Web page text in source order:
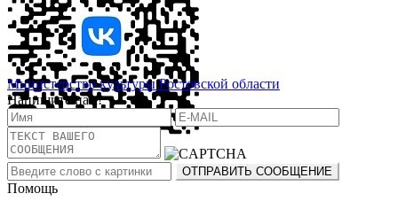
Министерство культуры Ростовской области
Напишите нам!
Помощь